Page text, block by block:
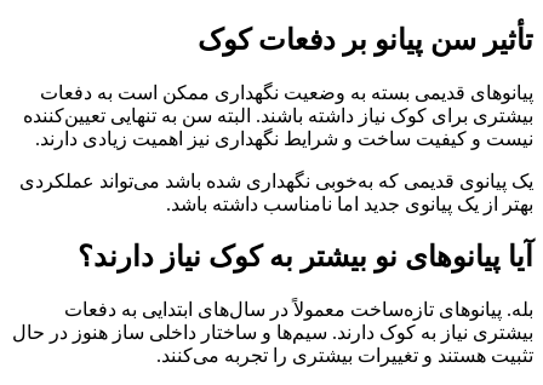
تأثیر سن پیانو بر دفعات کوک
پیانوهای قدیمی بسته به وضعیت نگهداری ممکن است به دفعات
بیشتری برای کوک نیاز داشته باشند. البته سن به تنهایی تعیین‌کننده
نیست و کیفیت ساخت و شرایط نگهداری نیز اهمیت زیادی دارند.
یک پیانوی قدیمی که به‌خوبی نگهداری شده باشد می‌تواند عملکردی
بهتر از یک پیانوی جدید اما نامناسب داشته باشد.
آیا پیانوهای نو بیشتر به کوک نیاز دارند؟
بله. پیانوهای تازه‌ساخت معمولاً در سال‌های ابتدایی به دفعات
بیشتری نیاز به کوک دارند. سیم‌ها و ساختار داخلی ساز هنوز در حال
تثبیت هستند و تغییرات بیشتری را تجربه می‌کنند.